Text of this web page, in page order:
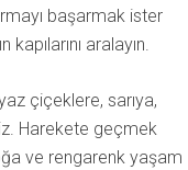
başarmak ister
aralayın.
çiçeklere, sarıya,
Harekete geçmek
ve rengarenk yaşam